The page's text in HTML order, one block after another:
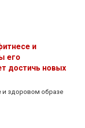
и
его
достичь новых
и здоровом образе